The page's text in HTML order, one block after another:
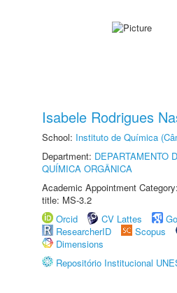
Isabele Rodrigues
School: Instituto de Química
Department: DEPARTAMENTO
QUÍMICA ORGÂNICA
Academic Appointment
title: MS-3.2
Orcid
CV Lattes
ResearcherID
Scopus
Dimensions
Repositório Institucional